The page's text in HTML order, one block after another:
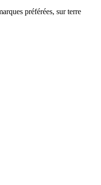
préférées, sur terre